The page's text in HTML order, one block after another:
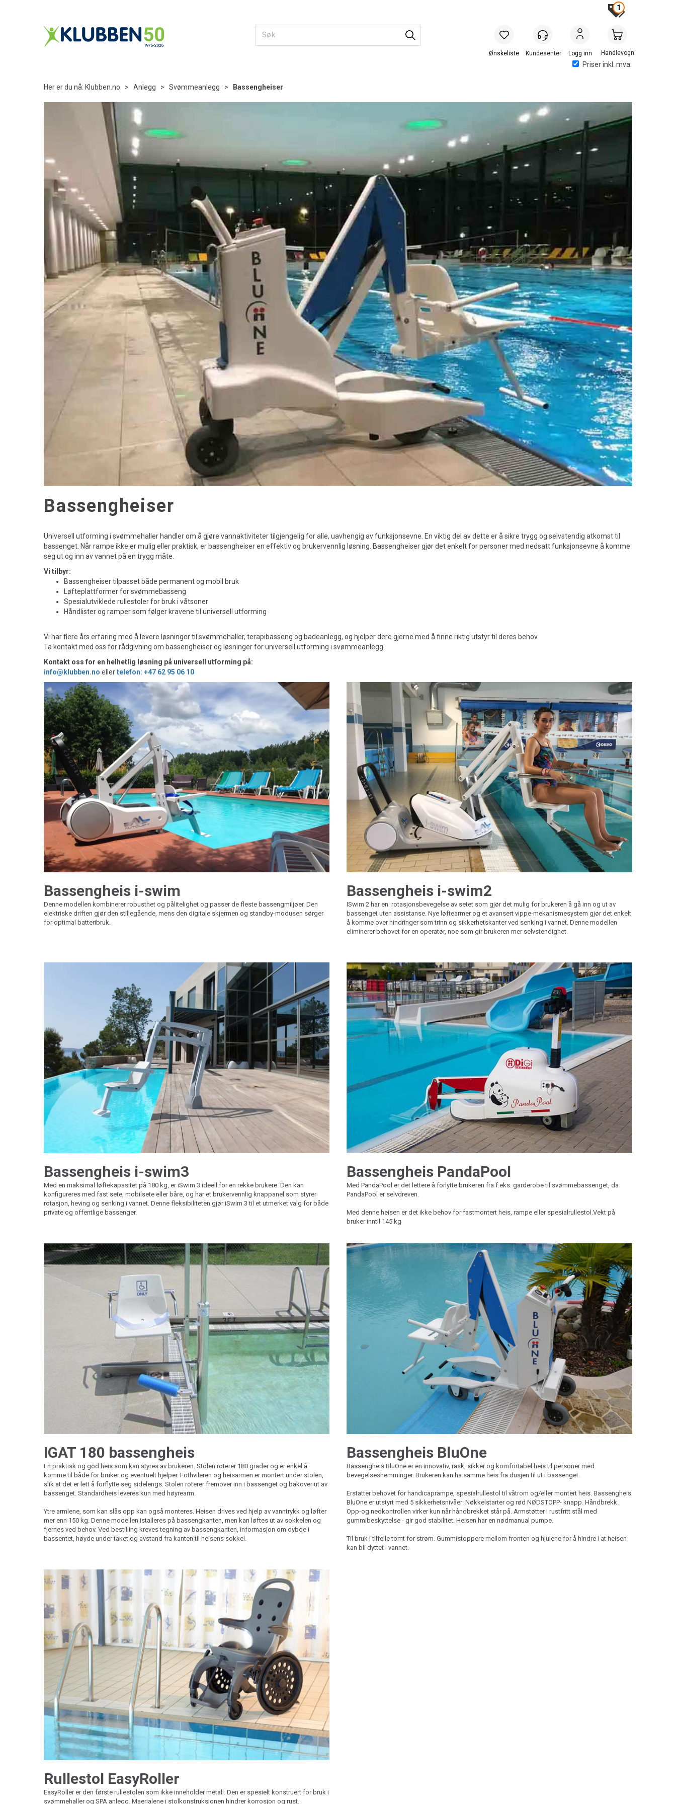
Priser inkl. mva.
Logg inn Handlevogn
1
Her er du nå: Klubben.no > Anlegg > Svømmeanlegg > Bassengheiser
Bassengheiser
Universell utforming i svømmehaller handler om å gjøre vannaktiviteter tilgjengelig for alle, uavhengig av funksjonsevne. En viktig del av dette er å sikre trygg og selvstendig atkomst til
bassenget. Når rampe ikke er mulig eller praktisk, er bassengheiser en effektiv og brukervennlig løsning. Bassengheiser gjør det enkelt for personer med nedsatt funksjonsevne å komme
seg ut og inn av vannet på en trygg måte.
Vi tilbyr:
Bassengheiser tilpasset både permanent og mobil bruk
Løfteplattformer for svømmebasseng
Spesialutviklede rullestoler for bruk i våtsoner
Håndlister og ramper som følger kravene til universell utforming
Vi har flere års erfaring med å levere løsninger til svømmehaller, terapibasseng og badeanlegg, og hjelper dere gjerne med å finne riktig utstyr til deres behov.
Ta kontakt med oss for rådgivning om bassengheiser og løsninger for universell utforming i svømmeanlegg.
Kontakt oss for en helhetlig løsning på universell utforming på:
info@klubben.no ellertelefon: +47 62 95 06 10
Bassengheis i-swim
Denne modellen kombinerer robusthet og pålitelighet og passer de fleste bassengmiljøer. Den
elektriske driften gjør den stillegående, mens den digitale skjermen og standby-modusen sørger
for optimal batteribruk.
Bassengheis i-swim2
ISwim 2 har en rotasjonsbevegelse av setet som gjør det mulig for brukeren å gå inn og ut av
bassenget uten assistanse. Nye løftearmer og et avansert vippe-mekanismesystem gjør det enkelt
å komme over hindringer som trinn og sikkerhetskanter ved senking i vannet. Denne modellen
eliminerer behovet for en operatør, noe som gir brukeren mer selvstendighet.
Bassengheis i-swim3
Med en maksimal løftekapasitet på 180 kg, er iSwim 3 ideell for en rekke brukere. Den kan
konfigureres med fast sete, mobilsete eller båre, og har et brukervennlig knappanel som styrer
rotasjon, heving og senking i vannet. Denne fleksibiliteten gjør iSwim 3 til et utmerket valg for både
private og offentlige bassenger.
Bassengheis PandaPool
Med PandaPool er det lettere å forlytte brukeren fra f.eks. garderobe til svømmebassenget, da
PandaPool er selvdreven.
Med denne heisen er det ikke behov for fastmontert heis, rampe eller spesialrullestol.Vekt på
bruker inntil 145 kg
IGAT 180 bassengheis
En praktisk og god heis som kan styres av brukeren. Stolen roterer 180 grader og er enkel å
komme til både for bruker og eventuelt hjelper. Fothvileren og heisarmen er montert under stolen,
slik at det er lett å forflytte seg sidelengs. Stolen roterer fremover inn i bassenget og bakover ut av
bassenget. Standardheis leveres kun med høyrearm.
Ytre armlene, som kan slås opp kan også monteres. Heisen drives ved hjelp av vanntrykk og løfter
mer enn 150 kg. Denne modellen istalleres på bassengkanten, men kan løftes ut av sokkelen og
fjernes ved behov. Ved bestilling kreves tegning av bassengkanten, informasjon om dybde i
bassentet, høyde under taket og avstand fra kanten til heisens sokkel.
Bassengheis BluOne
Bassengheis BluOne er en innovativ, rask, sikker og komfortabel heis til personer med
bevegelseshemminger. Brukeren kan ha samme heis fra dusjen til ut i bassenget.
Erstatter behovet for handicaprampe, spesialrullestol til våtrom og/eller montert heis. Bassengheis
BluOne er utstyrt med 5 sikkerhetsnivåer: Nøkkelstarter og rød NØDSTOPP- knapp. Håndbrekk.
Opp-og nedkontrollen virker kun når håndbrekket står på. Armstøtter i rustfritt stål med
gummibeskyttelse - gir god stabilitet. Heisen har en nødmanual pumpe.
Til bruk i tilfelle tomt for strøm. Gummistoppere mellom fronten og hjulene for å hindre i at heisen
kan bli dyttet i vannet.
Rullestol EasyRoller
EasyRoller er den første rullestolen som ikke inneholder metall. Den er spesielt konstruert for bruk i
svømmehaller og SPA anlegg. Maerialene i stolkonstruksjonen hindrer korrosjon og rust.